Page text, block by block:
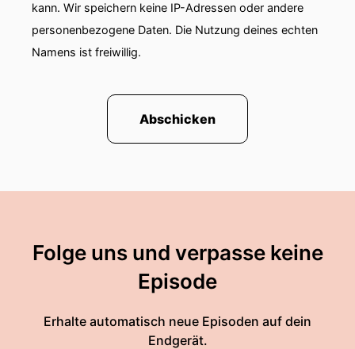
kann. Wir speichern keine IP-Adressen oder andere
personenbezogene Daten. Die Nutzung deines echten
Namens ist freiwillig.
Abschicken
Folge uns und verpasse keine
Episode
Erhalte automatisch neue Episoden auf dein
Endgerät.